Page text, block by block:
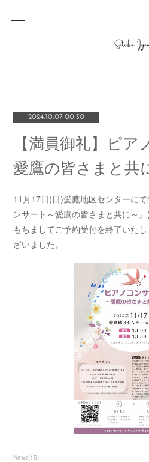
2024.10.07 00:30
【満員御礼】ピア
愛鷹の皆さまと共
11月17日(日)愛鷹地区センターに
ンサート～愛鷹の皆さまと共に～
もちましてご予約受付を終了いた
ざいました。
News(15)